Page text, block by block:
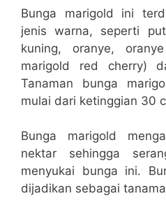
Bunga marigold ini
jenis warna, seperti
kuning, oranye,
marigold red cherry)
Tanaman bunga
mulai dari ketinggian 30
Bunga marigold
nektar sehingga
menyukai bunga ini.
dijadikan sebagai